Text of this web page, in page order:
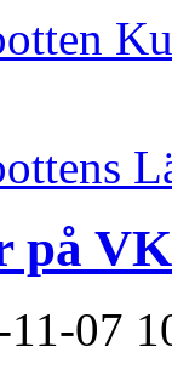
på
07